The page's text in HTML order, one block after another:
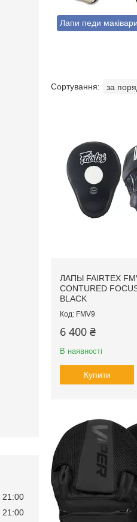
Лапи педи маківари
ЛАПЫ FAIRTEX
CONTURED
BLACK
FMV9
6 400 ₴
В наявності
Купити
21:00
21:00